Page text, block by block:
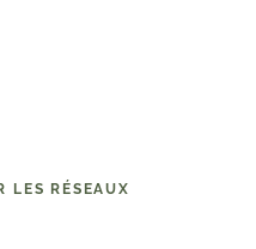
LES RÉSEAUX